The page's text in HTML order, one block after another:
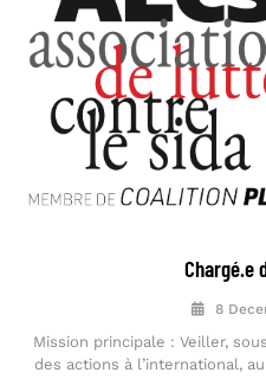
Chargé.e
8
Mission principale : Veiller,
des actions à l’international,